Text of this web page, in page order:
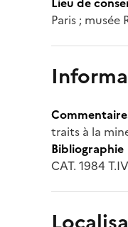
Paris ; musée
traits à la
Bibliographie
CAT. 1984